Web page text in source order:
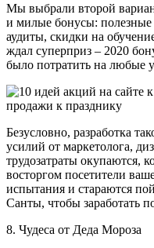
Мы выбрали второй
и милые бонусы:
аудиты, скидки на
ждал суперприз – 2020
было потратить на любые
Безусловно, разработка
усилий от маркетолога,
трудозатраты окупаются,
восторгом посетители
испытания и стараются
Санты, чтобы заработать
8. Чудеса от Деда Мороза